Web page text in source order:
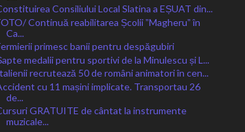
Consiliului Local Slatina a EȘUAT din...
Continuă reabilitarea Școlii ˮMagheruˮ în
Ca...
primesc banii pentru despăgubiri
medalii pentru sportivi de la Minulescu și L...
recrutează 50 de români animatori în cen...
cu 11 mașini implicate. Transportau 26
de...
GRATUITE de cântat la instrumente
muzicale...